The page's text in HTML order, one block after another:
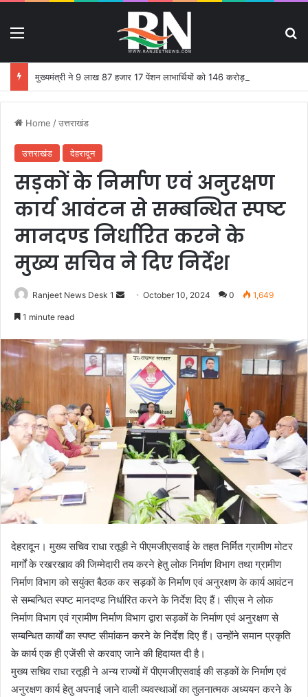
Home /उत्तराखंड
उत्तराखंड देहरादून
सड़कों के निर्माण एवं अनुरक्षण
कार्य आवंटन से सम्बन्धित स्पष्ट
मानदण्ड निर्धारित करने के
मुख्य सचिव ने दिए निर्देश
Ranjeet News Desk 1
d
a
n
e
m
a
i
l
October 10, 2024 0 1,649
1 minute read
देहरादून। मुख्य सचिव राधा रतूड़ी ने पीएमजीएसवाई के तहत निर्मित ग्रामीण मोटर
मार्गों के रखरखाव की जिम्मेदारी तय करने हेतु लोक निर्माण विभाग तथा ग्रामीण
निर्माण विभाग को सयुंक्त बैठक कर सड़कों के निर्माण एवं अनुरक्षण के कार्य आवंटन
से सम्बन्धित स्पष्ट मानदण्ड निर्धारित करने के निर्देश दिए हैं। सीएस ने लोक
निर्माण विभाग एवं ग्रामीण निर्माण विभाग द्वारा सड़कों के निर्माण एवं अनुरक्षण से
सम्बन्धित कार्यों का स्पष्ट सीमांकन करने के निर्देश दिए हैं। उन्होंने समान प्रकृति
के कार्य एक ही एजेंसी से करवाए जाने की हिदायत दी है।
मुख्य सचिव राधा रतूड़ी ने अन्य राज्यों में पीएमजीएसवाई की सड़कों के निर्माण एवं
अनुरक्षण कार्य हेतु अपनाई जाने वाली व्यवस्थाओं का तुलनात्मक अध्ययन करने के